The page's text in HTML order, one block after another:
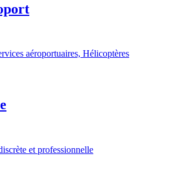
aéroportuaires, Hélicoptères
et professionnelle